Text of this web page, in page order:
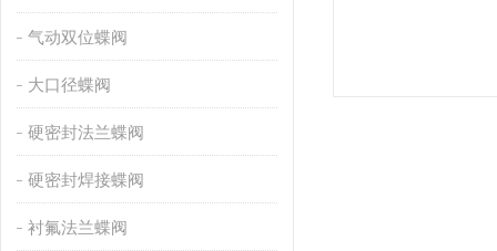
气动双位蝶阀
大口径蝶阀
硬密封法兰蝶阀
硬密封焊接蝶阀
衬氟法兰蝶阀